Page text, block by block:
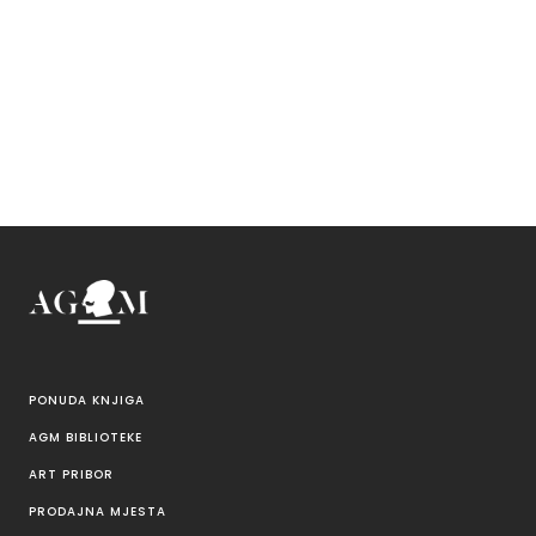
PONUDA KNJIGA
AGM BIBLIOTEKE
ART PRIBOR
PRODAJNA MJESTA